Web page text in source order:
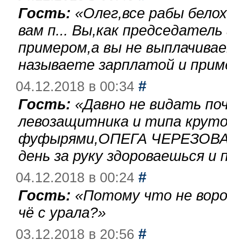
Гость: «Олег,все рабы
вам п... Вы,как
примером,а вы не
называете зарплатой и
04.12.2018 в 00:34 #
Гость: «Давно не видать
левозащитника и типа
фуфырями,ОПЕГА
день за руку здороваешься
04.12.2018 в 00:24 #
Гость: «Потому что не
чё с урала?»
03.12.2018 в 20:56 #